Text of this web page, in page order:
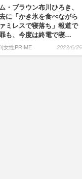
・ブラウン布川ひろき、
に「かき氷を食べながら
ミレスで寝落ち」報道で
も、今度は終電で寝…
女性PRIME 2023/6/29